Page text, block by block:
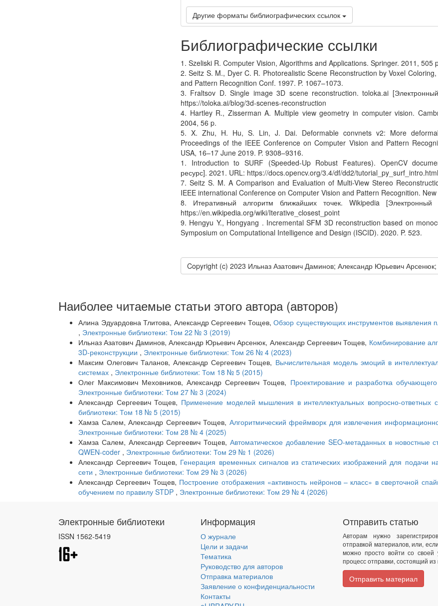
Другие форматы библиографических ссылок
Библиографические ссылки
1. Szeliski R. Computer Vision, Algorithms and Applications. Springer. 2011, 505
2. Seitz S. M., Dyer C. R. Photorealistic Scene Reconstruction by Voxel
and Pattern Recognition Conf. 1997. P. 1067–1073.
3. Fraltsov D. Single image 3D scene reconstruction. toloka.ai
https://toloka.ai/blog/3d-scenes-reconstruction
4. Hartley R., Zisserman A. Multiple view geometry in computer vision.
2004, 56 p.
5. X. Zhu, H. Hu, S. Lin, J. Dai. Deformable convnets v2: More
Proceedings of the IEEE Conference on Computer Vision and Pattern
USA, 16–17 June 2019. P. 9308–9316.
1. Introduction to SURF (Speeded-Up Robust Features). OpenCV
ресурс]. 2021. URL: https://docs.opencv.org/3.4/df/dd2/tutorial_py_surf_intro.html
7. Seitz S. M. A Comparison and Evaluation of Multi-View Stereo
IEEE international Conference on Computer Vision and Pattern Recognition.
8. Итеративный алгоритм ближайших точек. Wikipedia
https://en.wikipedia.org/wiki/Iterative_closest_point
9. Hengyu Y., Hongyang . Incremental SFM 3D reconstruction based on
Symposium on Computational Intelligence and Design (ISCID). 2020. P. 523.
Copyright (c) 2023 Ильназ Азатович Даминов; Александр Юрьевич
Наиболее читаемые статьи этого автора (авторов)
Алина Эдуардовна Тлитова, Александр Сергеевич Тощев, Обзор существующих инструментов выявления
, Электронные библиотеки: Том 22 № 3 (2019)
Ильназ Азатович Даминов, Александр Юрьевич Арсенюк, Александр Сергеевич Тощев, Комбинирование
3D-реконструкции , Электронные библиотеки: Том 26 № 4 (2023)
Максим Олегович Таланов, Александр Сергеевич Тощев, Вычислительная модель эмоций в
системах , Электронные библиотеки: Том 18 № 5 (2015)
Олег Максимович Меховников, Александр Сергеевич Тощев, Проектирование и разработка
Электронные библиотеки: Том 27 № 3 (2024)
Александр Сергеевич Тощев, Применение моделей мышления в интеллектуальных вопросно-ответных
библиотеки: Том 18 № 5 (2015)
Хамза Салем, Александр Сергеевич Тощев, Алгоритмический фреймворк для извлечения
Электронные библиотеки: Том 28 № 4 (2025)
Хамза Салем, Александр Сергеевич Тощев,Автоматическое добавление SEO-метаданных в новостные
QWEN-coder , Электронные библиотеки: Том 29 № 1 (2026)
Александр Сергеевич Тощев, Генерация временных сигналов из статических изображений для подачи
сети , Электронные библиотеки: Том 29 № 3 (2026)
Александр Сергеевич Тощев, Построение отображения «активность нейронов – класс» в сверточной
обучением по правилу STDP , Электронные библиотеки: Том 29 № 4 (2026)
Электронные библиотеки
ISSN 1562-5419
Информация
О журнале
Цели и задачи
Тематика
Руководство для авторов
Отправка материалов
Заявление о конфиденциальности
Контакты
Отправить статью
Авторам нужно
отправкой материалов, или,
можно просто войти со своей
процесс отправки, состоящий из
Отправить материал